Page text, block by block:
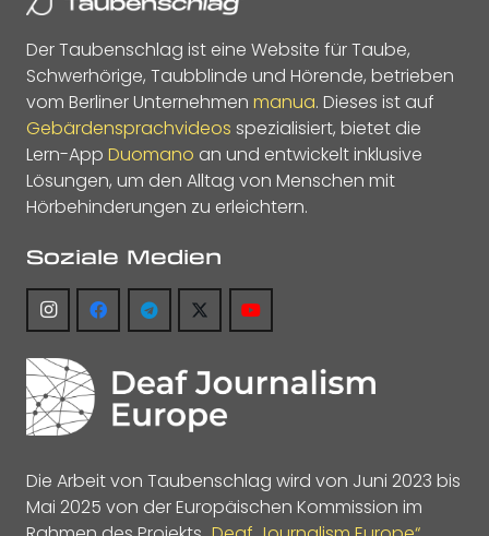
Der Taubenschlag ist eine Website für Taube,
Schwerhörige, Taubblinde und Hörende, betrieben
vom Berliner Unternehmen manua. Dieses ist auf
Gebärdensprachvideos spezialisiert, bietet die
Lern-App Duomano an und entwickelt inklusive
Lösungen, um den Alltag von Menschen mit
Hörbehinderungen zu erleichtern.
Soziale Medien
Die Arbeit von Taubenschlag wird von Juni 2023 bis
Mai 2025 von der Europäischen Kommission im